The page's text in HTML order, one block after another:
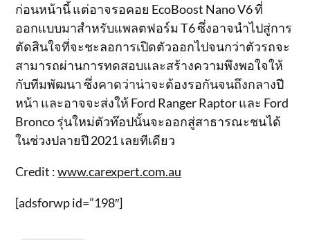
ก่อนหน้านี้ แต่อาจรอคอย EcoBoost Nano V6 ที่
ออกแบบมาสำหรับแพลตฟอร์ม T6 ซึ่งอาจนำไปสู่การ
ตัดสินใจที่จะชะลอการเปิดตัวออกไปจนกว่าตัวรถจะ
สามารถผ่านการทดสอบและสร้างความพึงพอใจให้
กับทีมพัฒนา ซึ่งคาดว่าน่าจะต้องรอกันจนถึงกลางปี
หน้า และอาจจะส่งให้ Ford Ranger Raptor และ Ford
Bronco รุ่นใหม่ตัวท๊อปนั้นจะออกสู่สาธารณะชนได้
ในช่วงปลายปี 2021 เลยทีเดียว
Credit :www.carexpert.com.au
[adsforwp id=”198″]